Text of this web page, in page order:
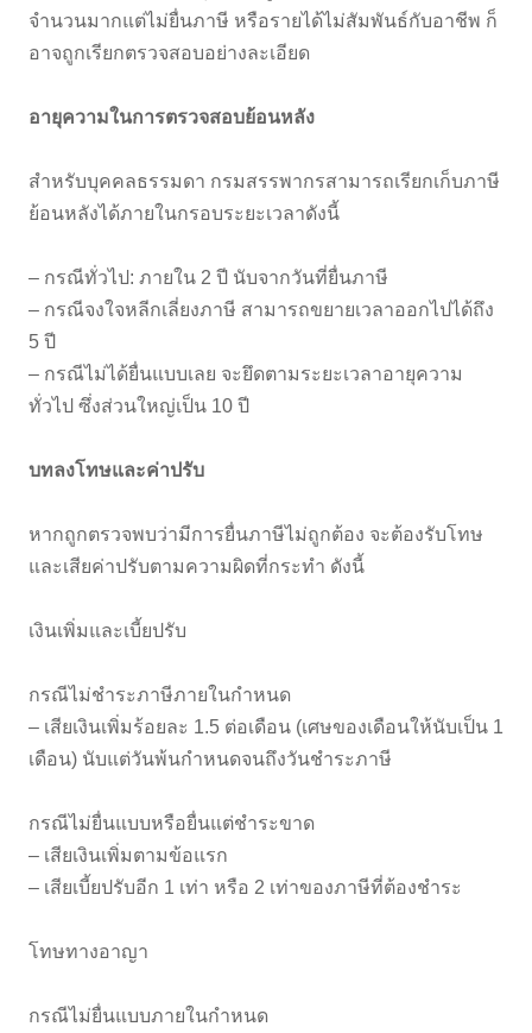
จำนวนมากแต่ไม่ยื่นภาษี หรือรายได้ไม่สัมพันธ์กับอาชีพ ก็
อาจถูกเรียกตรวจสอบอย่างละเอียด
อายุความในการตรวจสอบย้อนหลัง
สำหรับบุคคลธรรมดา กรมสรรพากรสามารถเรียกเก็บภาษี
ย้อนหลังได้ภายในกรอบระยะเวลาดังนี้
– กรณีทั่วไป: ภายใน 2 ปี นับจากวันที่ยื่นภาษี
– กรณีจงใจหลีกเลี่ยงภาษี สามารถขยายเวลาออกไปได้ถึง
5 ปี
– กรณีไม่ได้ยื่นแบบเลย จะยึดตามระยะเวลาอายุความ
ทั่วไป ซึ่งส่วนใหญ่เป็น 10 ปี
บทลงโทษและค่าปรับ
หากถูกตรวจพบว่ามีการยื่นภาษีไม่ถูกต้อง จะต้องรับโทษ
และเสียค่าปรับตามความผิดที่กระทำ ดังนี้
เงินเพิ่มและเบี้ยปรับ
กรณีไม่ชำระภาษีภายในกำหนด
– เสียเงินเพิ่มร้อยละ 1.5 ต่อเดือน (เศษของเดือนให้นับเป็น 1
เดือน) นับแต่วันพ้นกำหนดจนถึงวันชำระภาษี
กรณีไม่ยื่นแบบหรือยื่นแต่ชำระขาด
– เสียเงินเพิ่มตามข้อแรก
– เสียเบี้ยปรับอีก 1 เท่า หรือ 2 เท่าของภาษีที่ต้องชำระ
โทษทางอาญา
กรณีไม่ยื่นแบบภายในกำหนด